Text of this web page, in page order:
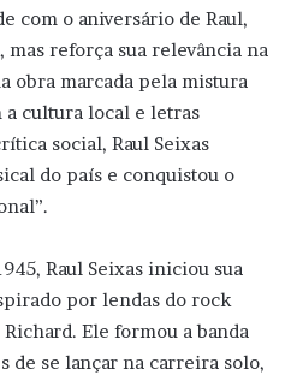
com o aniversário de Raul,
reforça sua relevância na
obra marcada pela mistura
cultura local e letras
social, Raul Seixas
do país e conquistou o
Raul Seixas iniciou sua
por lendas do rock
Ele formou a banda
de se lançar na carreira solo,